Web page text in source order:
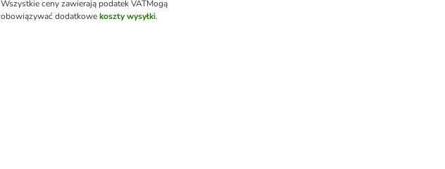
Wszystkie ceny zawierają podatek VATMogą
obowiązywać dodatkowekoszty wysyłki.